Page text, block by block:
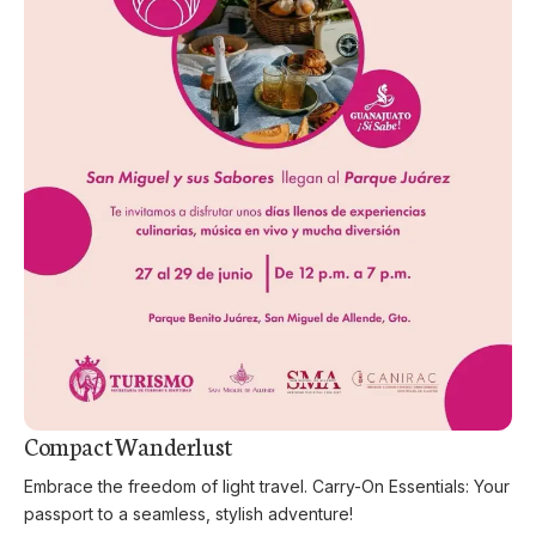
Compact Wanderlust
Embrace the freedom of light travel. Carry-On Essentials: Your
passport to a seamless, stylish adventure!